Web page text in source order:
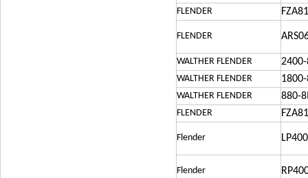
FLENDER
FLENDER
WALTHER FLENDER
WALTHER FLENDER
WALTHER FLENDER 880-
FLENDER
Flender
Flender